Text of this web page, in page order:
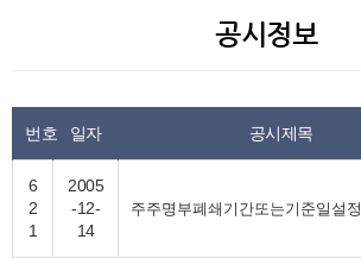
공시정보
번호 일자 공시제목
6
2
1
2005
-12-
14
주주명부폐쇄기간또는기준일설정